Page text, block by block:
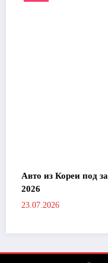
Авто из Кореи под
2026
23.07.2026